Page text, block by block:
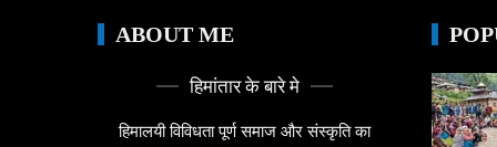
ABOUT ME
हिमांतार के बारे मे
हिमालयी विविधता पूर्ण समाज और संस्कृति का